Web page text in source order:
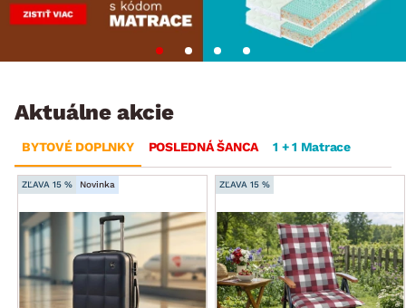
Aktuálne akcie
BYTOVÉ DOPLNKY POSLEDNÁ ŠANCA 1 + 1 Matrace
ZĽAVA 15 % Novinka ZĽAVA 15 %